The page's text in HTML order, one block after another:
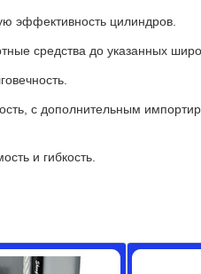
эффективность цилиндров.
средства до указанных
с дополнительным
и гибкость.